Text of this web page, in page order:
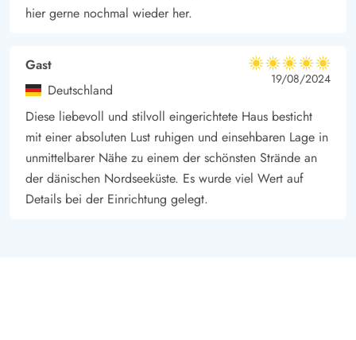
hier gerne nochmal wieder her.
Gast
Deutschland
5 von 5
5 von 5
5 out of 5
19/08/2024
Diese liebevoll und stilvoll eingerichtete Haus besticht
mit einer absoluten Lust ruhigen und einsehbaren Lage in
unmittelbarer Nähe zu einem der schönsten Strände an
der dänischen Nordseeküste. Es wurde viel Wert auf
Details bei der Einrichtung gelegt.